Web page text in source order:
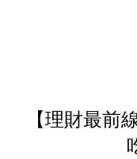
【理財最